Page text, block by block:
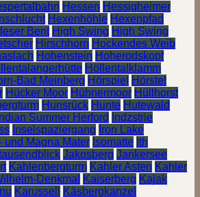
Hessen Hessigheimer
Hexenhöhle Hexenpfad
Bent High Swing High Swing
Hirschhorn Hockendes Weib
Hohenstein Hoherodskopf
Höllentalklamm
Bad Meinberg Hörspiel Hörstel
Hücker Moor Hühnermoor Hüllhorst
Hunsrück Hunte Hutewald
Indian Summer Herford
Indzstrie
Inselspaziergang Iron Lake
und Magna Mater Isomatte Ith
Jakosberg Jankersee
Kahlenbergturm Kahler Asten Kahler
Denkmal Kaiserberg Kajak
Karussell
Käsbergkanzel